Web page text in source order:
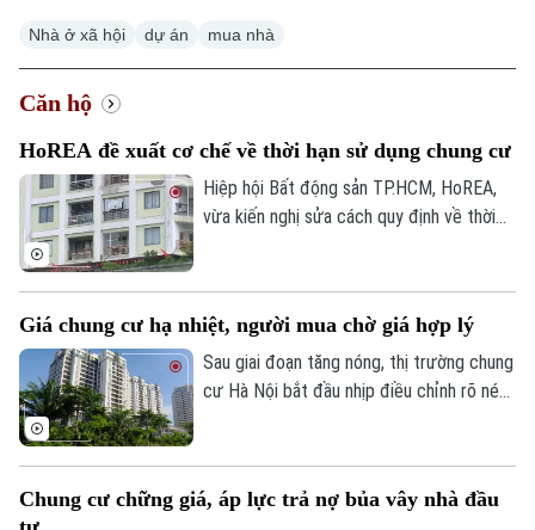
Nhà ở xã hội dự án mua nhà
Căn hộ
HoREA đề xuất cơ chế về thời hạn sử dụng chung cư
Hiệp hội Bất động sản TP.HCM, HoREA,
vừa kiến nghị sửa cách quy định về thời
HoREA đề xuất quy định theo hướng “thời
hạn sử dụng nhà chung cư theo niên hạn
xây dựng công trình”, nhằm tránh cách
Giá chung cư hạ nhiệt, người mua chờ giá hợp lý
Sau giai đoạn tăng nóng, thị trường chung
cư Hà Nội bắt đầu nhịp điều chỉnh rõ nét.
ngóng, chờ đợi mặt bằng giá tiếp tục hạ
Chung cư chững giá, áp lực trả nợ bủa vây nhà đầu